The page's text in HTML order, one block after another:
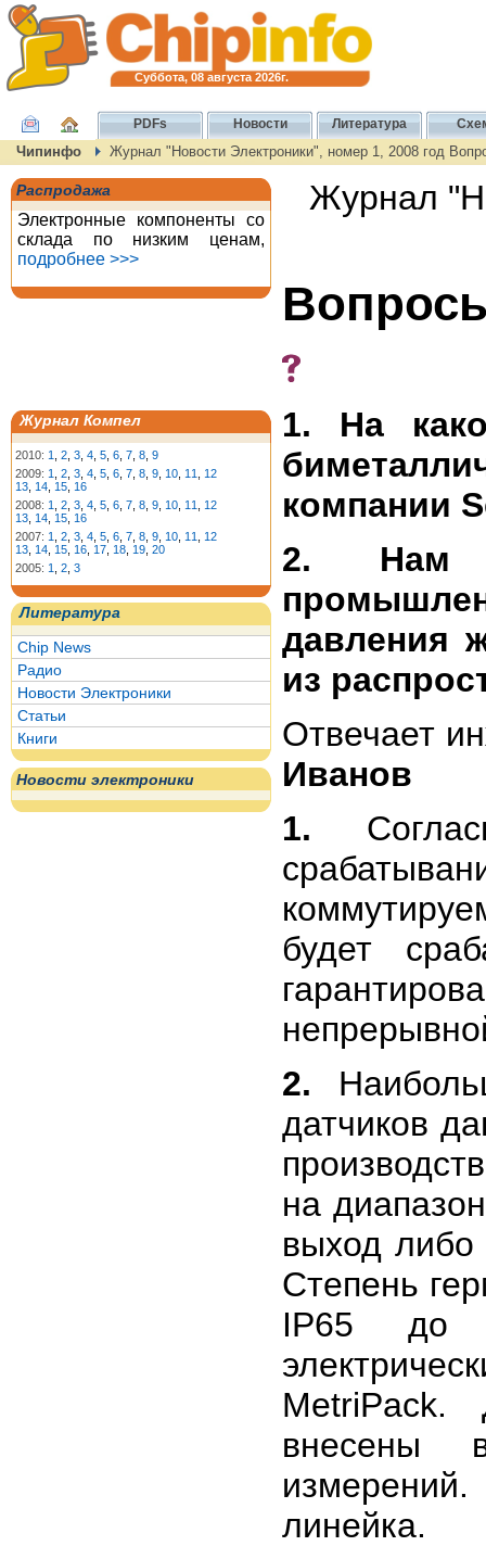
Суббота, 08 августа 2026г.
PDFs Новости Литература
Чипинфо Журнал "Новости Электроники", номер 1, 2008 год
Распродажа
Электронные компоненты со
склада по низким ценам,
подробнее >>>
Журнал Компел
2010: 1 2 3 4 5 6 7 8 9
2009: 1 2 3 4 5 6 7 8 9 10 11
12
13 14 15 16
2008: 1 2 3 4 5 6 7 8 9 10 11
12
13 14 15 16
2007: 1 2 3 4 5 6 7 8 9 10 11
12
13 14 15 16 17 18 19 20
2005: 1 2 3
Литература
Chip News
Радио
Новости Электроники
Статьи
Книги
Новости электроники
Журнал
1. На
компании
2. Нам
давления
из
Отвечает
Иванов
1.
будет
2.
датчиков
на
выход
Степень
IP65 до
MetriPack.
внесены
линейка.